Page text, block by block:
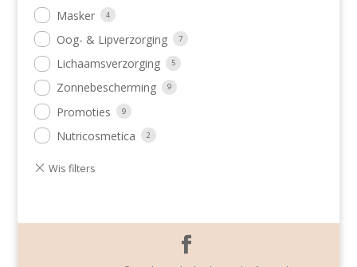
Masker 4
Oog- & Lipverzorging 7
Lichaamsverzorging 5
Zonnebescherming 9
Promoties 9
Nutricosmetica 2